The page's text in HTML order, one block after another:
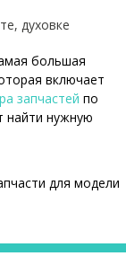
духовке
большая
включает
запчастей по
найти нужную
модели
для модели